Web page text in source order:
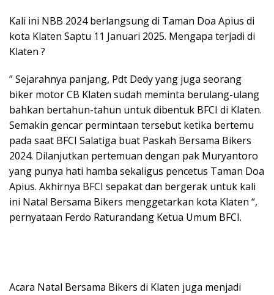
Kali ini NBB 2024 berlangsung di Taman Doa Apius di
kota Klaten Saptu 11 Januari 2025. Mengapa terjadi di
Klaten ?
” Sejarahnya panjang, Pdt Dedy yang juga seorang
biker motor CB Klaten sudah meminta berulang-ulang
bahkan bertahun-tahun untuk dibentuk BFCI di Klaten.
Semakin gencar permintaan tersebut ketika bertemu
pada saat BFCI Salatiga buat Paskah Bersama Bikers
2024. Dilanjutkan pertemuan dengan pak Muryantoro
yang punya hati hamba sekaligus pencetus Taman Doa
Apius. Akhirnya BFCI sepakat dan bergerak untuk kali
ini Natal Bersama Bikers menggetarkan kota Klaten “,
pernyataan Ferdo Raturandang Ketua Umum BFCI.
Acara Natal Bersama Bikers di Klaten juga menjadi